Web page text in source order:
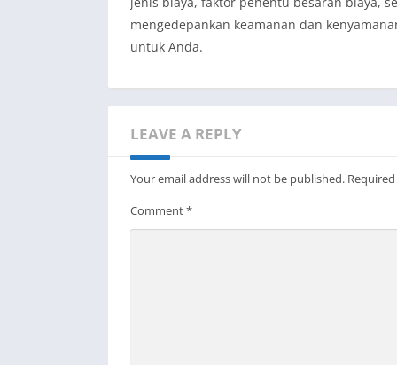
mengedepankan keamanan dan
untuk Anda.
LEAVE A REPLY
Your email address will not be published.
Comment*